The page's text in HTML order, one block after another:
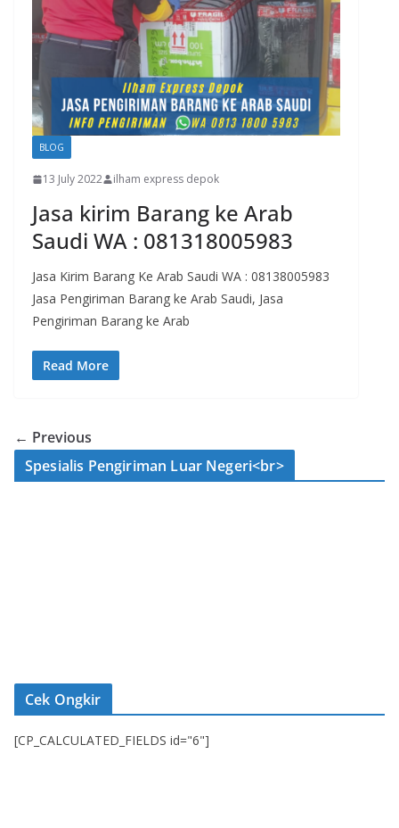
BLOG
13 July 2022 ilham express depok
Jasa kirim Barang ke Arab
Saudi WA : 081318005983
Jasa Kirim Barang Ke Arab Saudi WA : 08138005983
Jasa Pengiriman Barang ke Arab Saudi, Jasa
Pengiriman Barang ke Arab
Read More
← Previous
Spesialis Pengiriman Luar Negeri<br>
Cek Ongkir
[CP_CALCULATED_FIELDS id="6"]